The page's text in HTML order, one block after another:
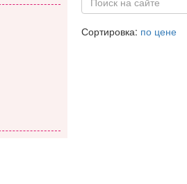
Сортировка: по цене